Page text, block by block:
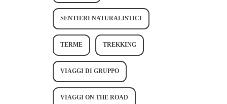
SENTIERI NATURALISTICI
TERME TREKKING
VIAGGI DI GRUPPO
VIAGGI ON THE ROAD